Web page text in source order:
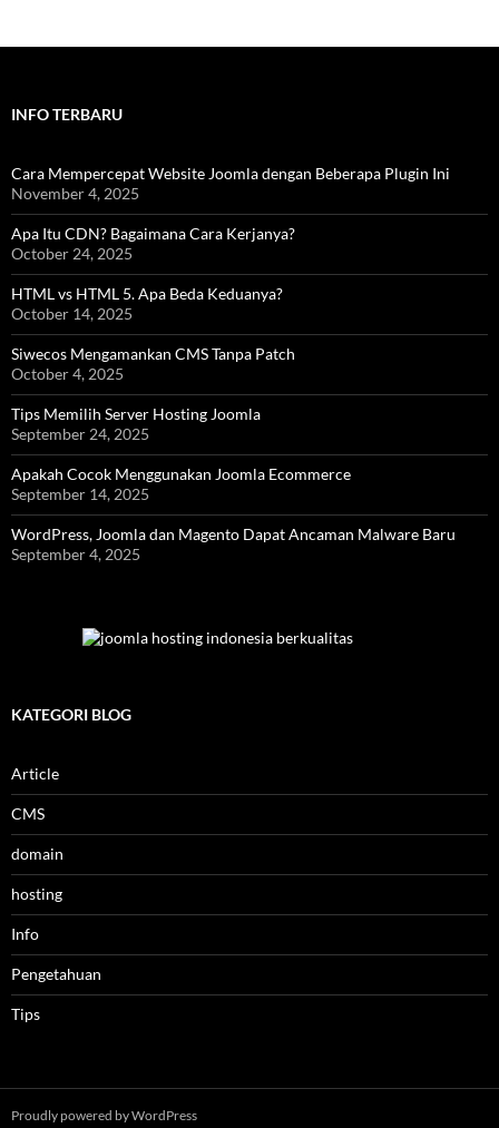
INFO TERBARU
Cara Mempercepat Website Joomla dengan Beberapa Plugin Ini
November 4, 2025
Apa Itu CDN? Bagaimana Cara Kerjanya?
October 24, 2025
HTML vs HTML 5. Apa Beda Keduanya?
October 14, 2025
Siwecos Mengamankan CMS Tanpa Patch
October 4, 2025
Tips Memilih Server Hosting Joomla
September 24, 2025
Apakah Cocok Menggunakan Joomla Ecommerce
September 14, 2025
WordPress, Joomla dan Magento Dapat Ancaman Malware Baru
September 4, 2025
KATEGORI BLOG
Article
CMS
domain
hosting
Info
Pengetahuan
Tips
Proudly powered by WordPress